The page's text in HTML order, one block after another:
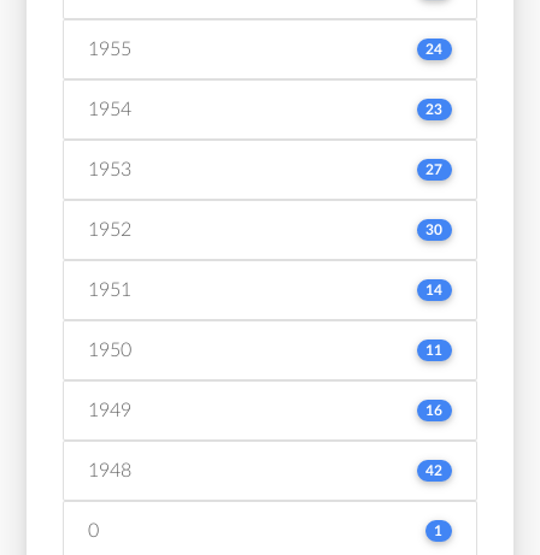
1955 24
1954 23
1953 27
1952 30
1951 14
1950 11
1949 16
1948 42
0 1